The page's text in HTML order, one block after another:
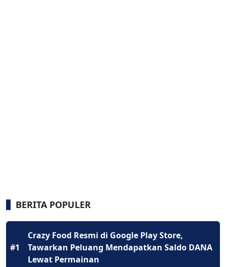
BERITA POPULER
#1
Crazy Food Resmi di Google Play Store,
Tawarkan Peluang Mendapatkan Saldo DANA
Lewat Permainan